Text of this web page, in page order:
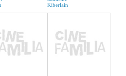
Kiberlain